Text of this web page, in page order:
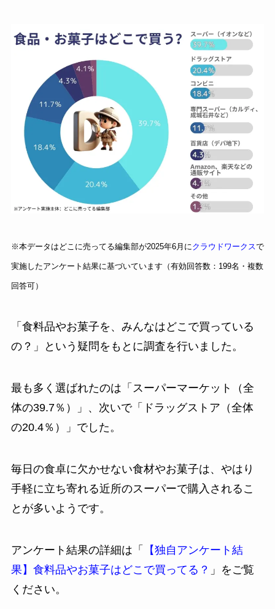
※本データはどこに売ってる編集部が2025年6月にクラウドワークスで
実施したアンケート結果に基づいています（有効回答数：199名・複数
回答可）
「食料品やお菓子を、みんなはどこで買っている
の？」という疑問をもとに調査を行いました。
最も多く選ばれたのは「スーパーマーケット（全
体の39.7％）」、次いで「ドラッグストア（全体
の20.4％）」でした。
毎日の食卓に欠かせない食材やお菓子は、やはり
手軽に立ち寄れる近所のスーパーで購入されるこ
とが多いようです。
アンケート結果の詳細は「
【独自アンケート結
果】食料品やお菓子はどこで買ってる？ 」をご覧
ください。